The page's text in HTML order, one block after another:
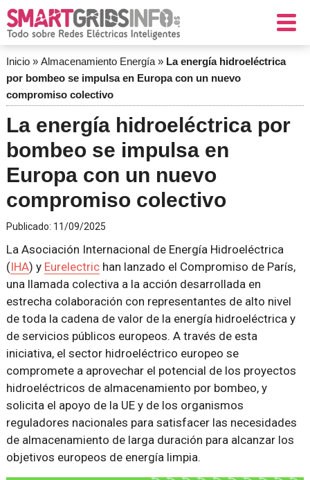
Inicio» Almacenamiento Energía» La energía hidroeléctrica
por bombeo se impulsa en Europa con un nuevo
compromiso colectivo
La energía hidroeléctrica por
bombeo se impulsa en
Europa con un nuevo
compromiso colectivo
Publicado: 11/09/2025
La Asociación Internacional de Energía Hidroeléctrica
(IHA) y Eurelectrichan lanzado el Compromiso de París,
una llamada colectiva a la acción desarrollada en
estrecha colaboración con representantes de alto nivel
de toda la cadena de valor de la energía hidroeléctrica y
de servicios públicos europeos. A través de esta
iniciativa, el sector hidroeléctrico europeo se
compromete a aprovechar el potencial de los proyectos
hidroeléctricos de almacenamiento por bombeo, y
solicita el apoyo de la UE y de los organismos
reguladores nacionales para satisfacer las necesidades
de almacenamiento de larga duración para alcanzar los
objetivos europeos de energía limpia.